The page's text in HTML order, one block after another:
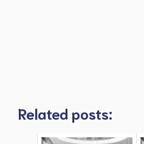
Related posts: